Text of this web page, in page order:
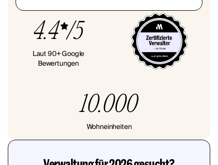
4.4 /5
Laut 90+ Google
Bewertungen
10.000
Wohneinheiten